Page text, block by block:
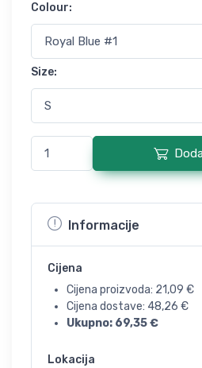
Colour:
Size:
Informacije
Cijena
Cijena proizvoda: 21,09 €
Cijena dostave: 48,26 €
Ukupno: 69,35€
Lokacija